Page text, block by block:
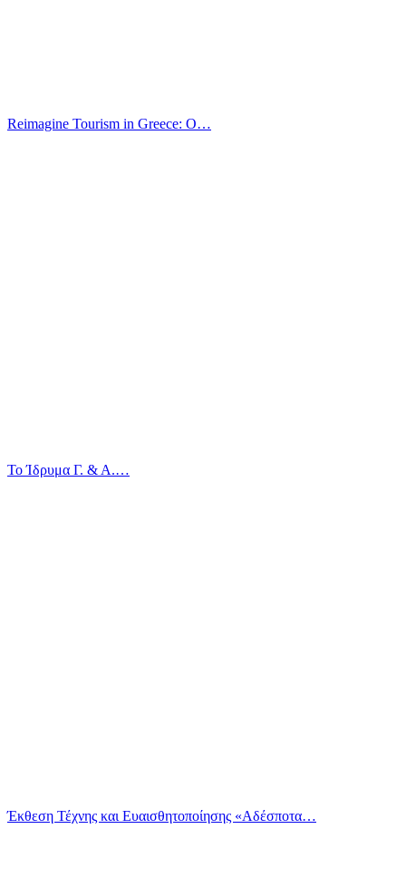
Reimagine Tourism in Greece: O…
Το Ίδρυμα Γ. & Α.…
Έκθεση Τέχνης και Ευαισθητοποίησης «Αδέσποτα…